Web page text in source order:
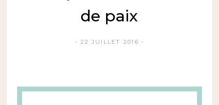
de paix
22 JUILLET 2016